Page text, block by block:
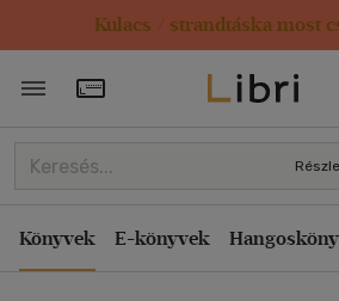
Kulacs / strandtáska most
Törzsvásárlói Kártya adatai
Könyvek E-könyvek